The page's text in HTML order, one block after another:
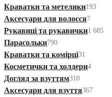
Краватки та метелики193
Аксесуари для волосся7
Рукавиці та рукавички1 685
Парасольки790
Краватки та комірці31
Косметички та холдери4
Догляд за взуттям310
Аксесуари для взуття367